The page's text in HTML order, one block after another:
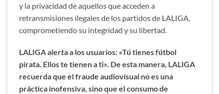
y la privacidad de aquellos que acceden a
retransmisiones ilegales de los partidos de LALIGA,
comprometiendo su integridad y su libertad.
LALIGA alerta a los usuarios: «Tú tienes fútbol
pirata. Ellos te tienen a ti». De esta manera, LALIGA
recuerda que el fraude audiovisual no es una
práctica inofensiva, sino que el consumo de